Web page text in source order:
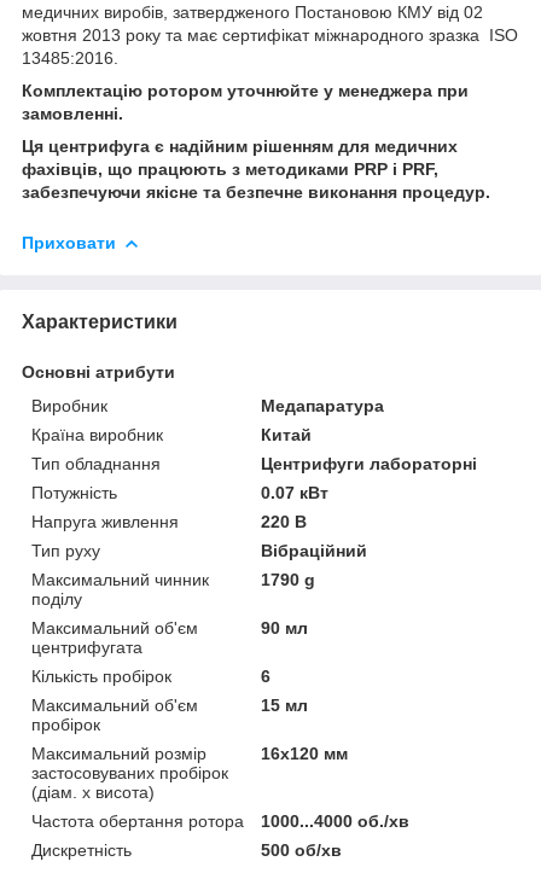
медичних виробів, затвердженого Постановою КМУ від 02
жовтня 2013 року та має сертифікат міжнародного зразка ISO
13485:2016.
Комплектацію ротором уточнюйте у менеджера при
замовленні.
Ця центрифуга є надійним рішенням для медичних
фахівців, що працюють з методиками PRP і PRF,
забезпечуючи якісне та безпечне виконання процедур.
Приховати
Характеристики
Основні атрибути
Виробник
Медапаратура
Країна виробник
Китай
Тип обладнання
Центрифуги лабораторні
Потужність
0.07 кВт
Напруга живлення
220 В
Тип руху
Вібраційний
Максимальний чинник
поділу
1790 g
Максимальний об'єм
центрифугата
90 мл
Кількість пробірок
6
Максимальний об'єм
пробірок
15 мл
Максимальний розмір
застосовуваних пробірок
(діам. х висота)
16х120 мм
Частота обертання ротора
1000...4000 об./хв
Дискретність
500 об/хв